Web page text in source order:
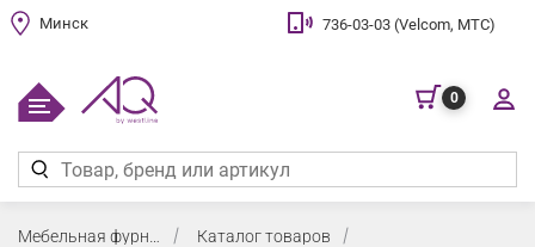
Минск 736-03-03 (Velcom, МТС)
0
Каталог товаров